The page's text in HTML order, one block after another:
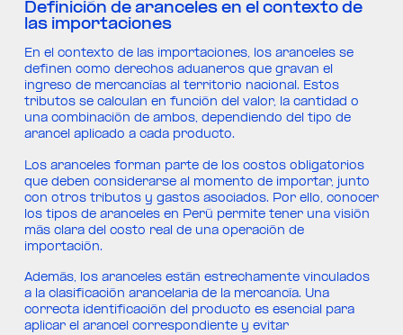
Definición de aranceles en el contexto de
las importaciones
En el contexto de las importaciones, los aranceles se
definen como derechos aduaneros que gravan el
ingreso de mercancías al territorio nacional. Estos
tributos se calculan en función del valor, la cantidad o
una combinación de ambos, dependiendo del tipo de
arancel aplicado a cada producto.
Los aranceles forman parte de los costos obligatorios
que deben considerarse al momento de importar, junto
con otros tributos y gastos asociados. Por ello, conocer
los tipos de aranceles en Perú permite tener una visión
más clara del costo real de una operación de
importación.
Además, los aranceles están estrechamente vinculados
a la clasificación arancelaria de la mercancía. Una
correcta identificación del producto es esencial para
aplicar el arancel correspondiente y evitar